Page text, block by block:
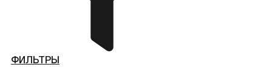
ФИЛЬТРЫ